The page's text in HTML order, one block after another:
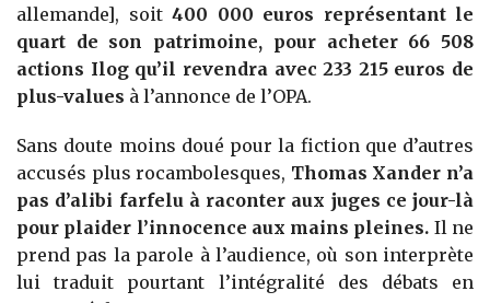
allemande], soit 400 000 euros représentant le
quart de son patrimoine, pour acheter 66 508
actions Ilog qu’il revendra avec 233 215 euros de
plus-values à l’annonce de l’OPA.
Sans doute moins doué pour la fiction que d’autres
accusés plus rocambolesques, Thomas Xander n’a
pas d’alibi farfelu à raconter aux juges ce jour-là
pour plaider l’innocence aux mains pleines. Il ne
prend pas la parole à l’audience, où son interprète
lui traduit pourtant l’intégralité des débats en